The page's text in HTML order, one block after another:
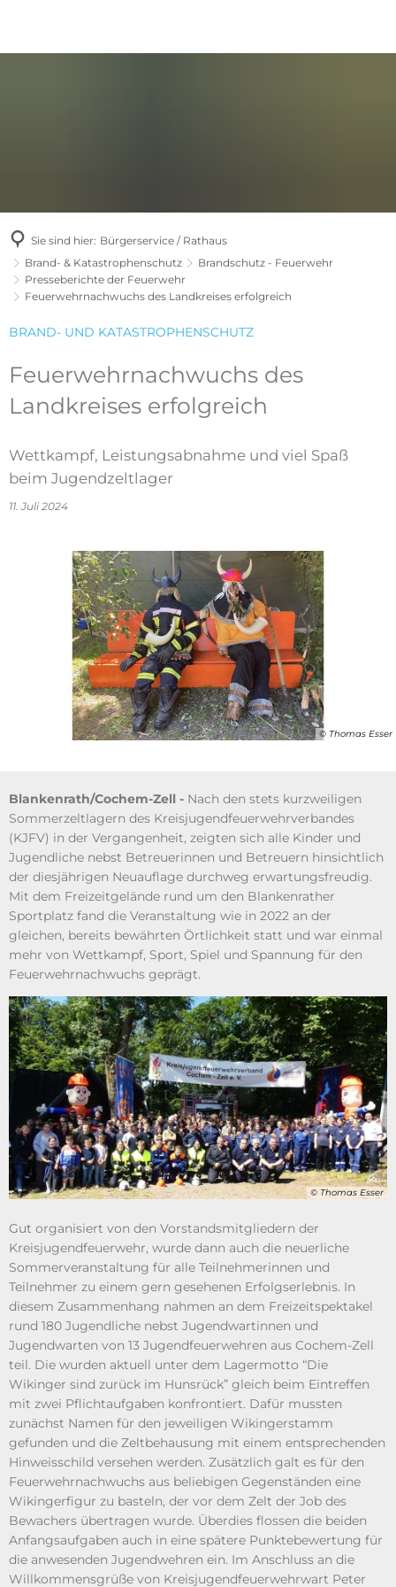
Sie sind hier: Bürgerservice / Rathaus
Brand- & Katastrophenschutz
Brandschutz - Feuerwehr
Presseberichte der Feuerwehr
Feuerwehrnachwuchs des Landkreises erfolgreich
BRAND- UND KATASTROPHENSCHUTZ
Feuerwehrnachwuchs des
Landkreises erfolgreich
Wettkampf, Leistungsabnahme und viel Spaß
beim Jugendzeltlager
11. Juli 2024
© Thomas Esser
Blankenrath/Cochem-Zell - Nach den stets kurzweiligen
Sommerzeltlagern des Kreisjugendfeuerwehrverbandes
(KJFV) in der Vergangenheit, zeigten sich alle Kinder und
Jugendliche nebst Betreuerinnen und Betreuern hinsichtlich
der diesjährigen Neuauflage durchweg erwartungsfreudig.
Mit dem Freizeitgelände rund um den Blankenrather
Sportplatz fand die Veranstaltung wie in 2022 an der
gleichen, bereits bewährten Örtlichkeit statt und war einmal
mehr von Wettkampf, Sport, Spiel und Spannung für den
Feuerwehrnachwuchs geprägt.
© Thomas Esser
Gut organisiert von den Vorstandsmitgliedern der
Kreisjugendfeuerwehr, wurde dann auch die neuerliche
Sommerveranstaltung für alle Teilnehmerinnen und
Teilnehmer zu einem gern gesehenen Erfolgserlebnis. In
diesem Zusammenhang nahmen an dem Freizeitspektakel
rund 180 Jugendliche nebst Jugendwartinnen und
Jugendwarten von 13 Jugendfeuerwehren aus Cochem-Zell
teil. Die wurden aktuell unter dem Lagermotto “Die
Wikinger sind zurück im Hunsrück” gleich beim Eintreffen
mit zwei Pflichtaufgaben konfrontiert. Dafür mussten
zunächst Namen für den jeweiligen Wikingerstamm
gefunden und die Zeltbehausung mit einem entsprechenden
Hinweisschild versehen werden. Zusätzlich galt es für den
Feuerwehrnachwuchs aus beliebigen Gegenständen eine
Wikingerfigur zu basteln, der vor dem Zelt der Job des
Bewachers übertragen wurde. Überdies flossen die beiden
Anfangsaufgaben auch in eine spätere Punktebewertung für
die anwesenden Jugendwehren ein. Im Anschluss an die
Willkommensgrüße von Kreisjugendfeuerwehrwart Peter